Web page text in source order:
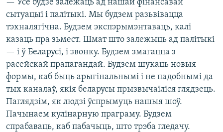
— Усё будзе залежаць ад нашай фінансавай
сытуацыі і палітыкі. Мы будзем разьвівацца
тэхналягічна. Будзем экспэрымэнтаваць, калі
казаць пра зьмест. Шмат што залежыць ад палітыкі
— і ў Беларусі, і звонку. Будзем змагацца з
расейскай прапагандай. Будзем шукаць новыя
формы, каб быць арыгінальнымі і не падобнымі да
тых каналаў, якія беларусы прызвычаіліся глядзець.
Паглядзім, як людзі ўспрымуць нашыя шоў.
Пачынаем кулінарную праграму. Будзем
спрабаваць, каб пабачыць, што трэба гледачу.